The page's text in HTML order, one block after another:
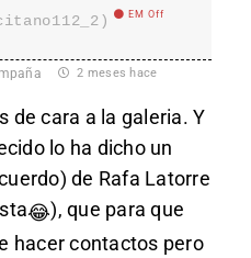
EM Off
2 meses hace
de cara a la galeria. Y
lo ha dicho un
de Rafa Latorre
😂), que para que
hacer contactos pero